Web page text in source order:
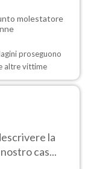
molestatore
proseguono
altre vittime
la
cas...